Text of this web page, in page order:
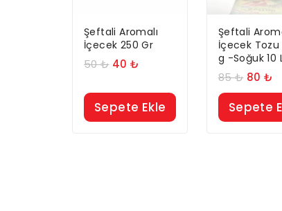
Şeftali Aromalı
İçecek 250 Gr
50₺ 40₺
Sepete Ekle
Şeftali
İçecek Tozu
g -Soğuk 10
85₺ 80 ₺
Sepete